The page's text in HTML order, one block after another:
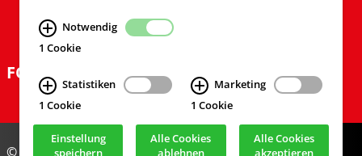
FOLGEN SIE UNS
© Feuerwehrversand 2024
Notwendig
1 Cookie
Statistiken
1 Cookie
Marketing
1 Cookie
Einstellung
speichern
Alle Cookies
ablehnen
Alle Cookies
akzeptieren